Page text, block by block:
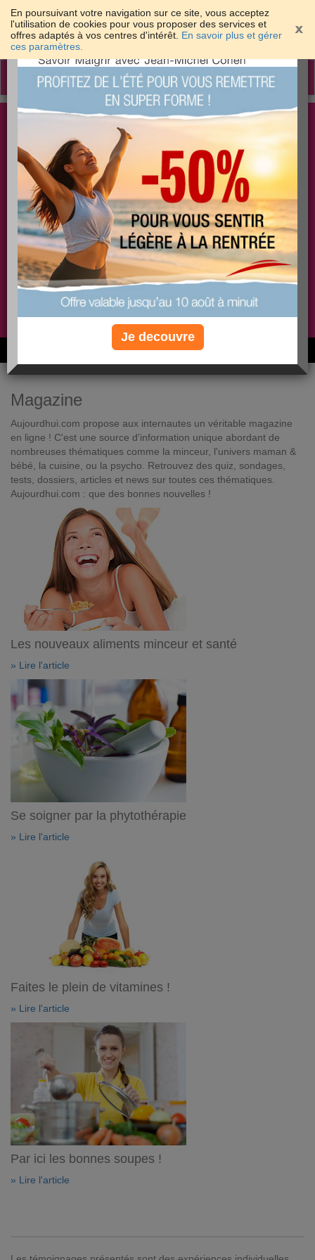
En poursuivant votre navigation sur ce site, vous acceptez
l'utilisation de cookies pour vous proposer des services et
offres adaptés à vos centres d'intérêt. En savoir plus et gérer
ces paramètres.
Toggle
Les meilleures solutions pour maigrir et être bien
dans sa peau
PLUS
EFFICACE
PLUS
SANTÉ
PLUS
COACHING
Non, je préfère le régime gratuit
6M de personnes ont maigri et réappris à manger avec nous
Magazine
Aujourdhui.com propose aux internautes un véritable magazine
en ligne ! C'est une source d'information unique abordant de
nombreuses thématiques comme la minceur, l'univers maman &
bébé, la cuisine, ou la psycho. Retrouvez des quiz, sondages,
tests, dossiers, articles et news sur toutes ces thématiques.
Aujourdhui.com : que des bonnes nouvelles !
Les nouveaux aliments minceur et santé
» Lire l'article
Se soigner par la phytothérapie
» Lire l'article
Faites le plein de vitamines !
» Lire l'article
Par ici les bonnes soupes !
» Lire l'article
×
Je decouvre